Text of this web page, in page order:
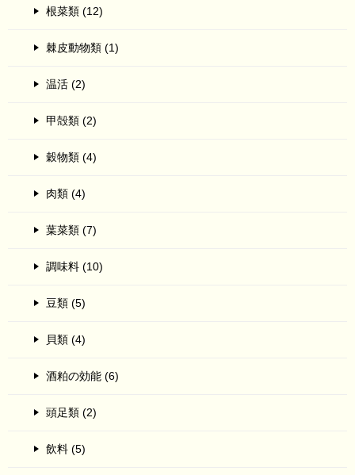
根菜類 (12)
棘皮動物類 (1)
温活 (2)
甲殻類 (2)
穀物類 (4)
肉類 (4)
葉菜類 (7)
調味料 (10)
豆類 (5)
貝類 (4)
酒粕の効能 (6)
頭足類 (2)
飲料 (5)